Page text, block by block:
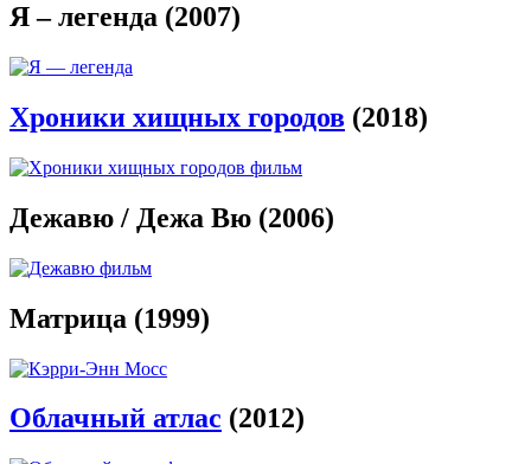
Я – легенда (2007)
Хроники хищных городов (2018)
Дежавю / Дежа Вю (2006)
Матрица (1999)
Облачный атлас (2012)